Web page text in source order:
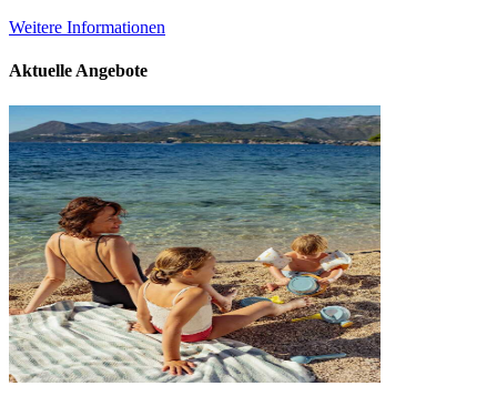
Weitere Informationen
Aktuelle Angebote